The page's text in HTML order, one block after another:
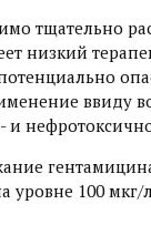
тщательно
низкий
ввиду
и
уровне 100 мкг/